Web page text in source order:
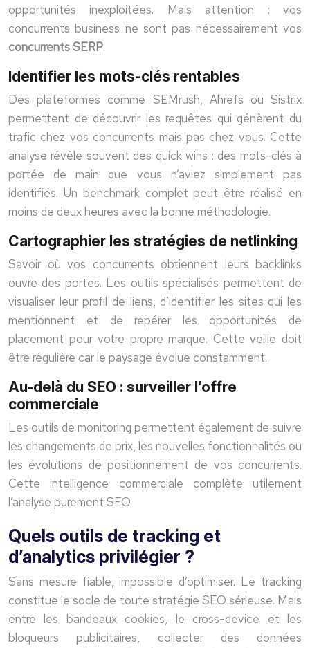
opportunités inexploitées. Mais attention : vos
concurrents business ne sont pas nécessairement vos
concurrents SERP.
Identifier les mots-clés rentables
Des plateformes comme SEMrush, Ahrefs ou Sistrix
permettent de découvrir les requêtes qui génèrent du
trafic chez vos concurrents mais pas chez vous. Cette
analyse révèle souvent des quick wins : des mots-clés à
portée de main que vous n’aviez simplement pas
identifiés. Un benchmark complet peut être réalisé en
moins de deux heures avec la bonne méthodologie.
Cartographier les stratégies de netlinking
Savoir où vos concurrents obtiennent leurs backlinks
ouvre des portes. Les outils spécialisés permettent de
visualiser leur profil de liens, d’identifier les sites qui les
mentionnent et de repérer les opportunités de
placement pour votre propre marque. Cette veille doit
être régulière car le paysage évolue constamment.
Au-delà du SEO : surveiller l’offre
commerciale
Les outils de monitoring permettent également de suivre
les changements de prix, les nouvelles fonctionnalités ou
les évolutions de positionnement de vos concurrents.
Cette intelligence commerciale complète utilement
l’analyse purement SEO.
Quels outils de tracking et
d’analytics privilégier ?
Sans mesure fiable, impossible d’optimiser. Le tracking
constitue le socle de toute stratégie SEO sérieuse. Mais
entre les bandeaux cookies, le cross-device et les
bloqueurs publicitaires, collecter des données